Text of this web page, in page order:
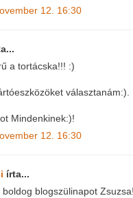
12. 16:30
a tortácska!!! :)
választanám:).
Mindenkinek:)!
12. 16:30
írta...
boldog blogszülinapot